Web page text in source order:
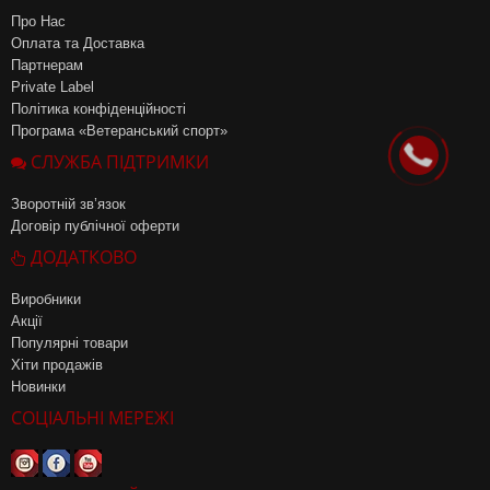
Про Нас
Оплата та Доставка
Партнерам
Private Label
Політика конфіденційності
Програма «Ветеранський спорт»
СЛУЖБА ПІДТРИМКИ
Зворотній зв’язок
Договір публічної оферти
ДОДАТКОВО
Виробники
Акції
Популярні товари
Хіти продажів
Новинки
СОЦІАЛЬНІ МЕРЕЖІ